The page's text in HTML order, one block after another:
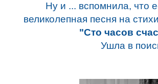
Ну и ... вспомнила, что
великолепная песня на
"Сто часов
Ушла в